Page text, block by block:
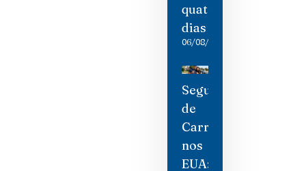
quatro
dias
06/08/2026
Seguro
de
Carro
nos
EUA: